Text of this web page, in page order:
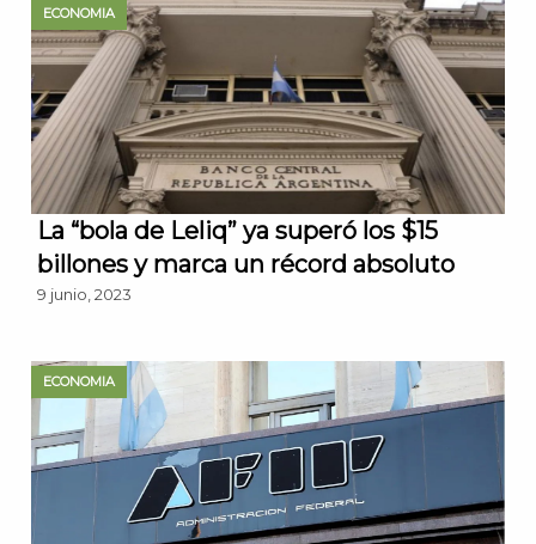
ECONOMIA
La “bola de Leliq” ya superó los $15
billones y marca un récord absoluto
9 junio, 2023
ECONOMIA